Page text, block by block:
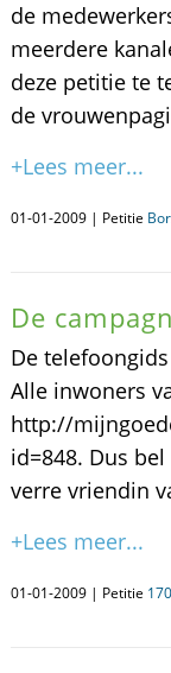
de
meerdere
deze petitie te
de
+Lees meer...
01-01-2009 | Petitie
De
De
Alle inwoners
http://
id=848. Dus
verre vriendin
+Lees meer...
01-01-2009 | Petitie